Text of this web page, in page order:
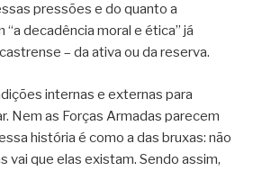
pressões e do quanto a
decadência moral e ética” já
– da ativa ou da reserva.
internas e externas para
Nem as Forças Armadas parecem
história é como a das bruxas: não
vai que elas existam. Sendo assim,